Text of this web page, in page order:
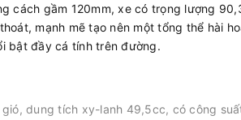
cách gầm 120mm, xe có trọng lượng
mạnh mẽ tạo nên một tổng thể hài
bật đầy cá tính trên đường.
dung tích xy-lanh 49,5cc, có công